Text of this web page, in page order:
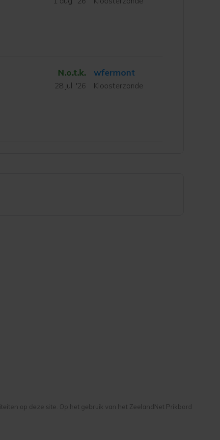
N.o.t.k.
Kloosterzande
wfermont
28 jul. '26
op deze site. Op het gebruik van het ZeelandNet Prikbord